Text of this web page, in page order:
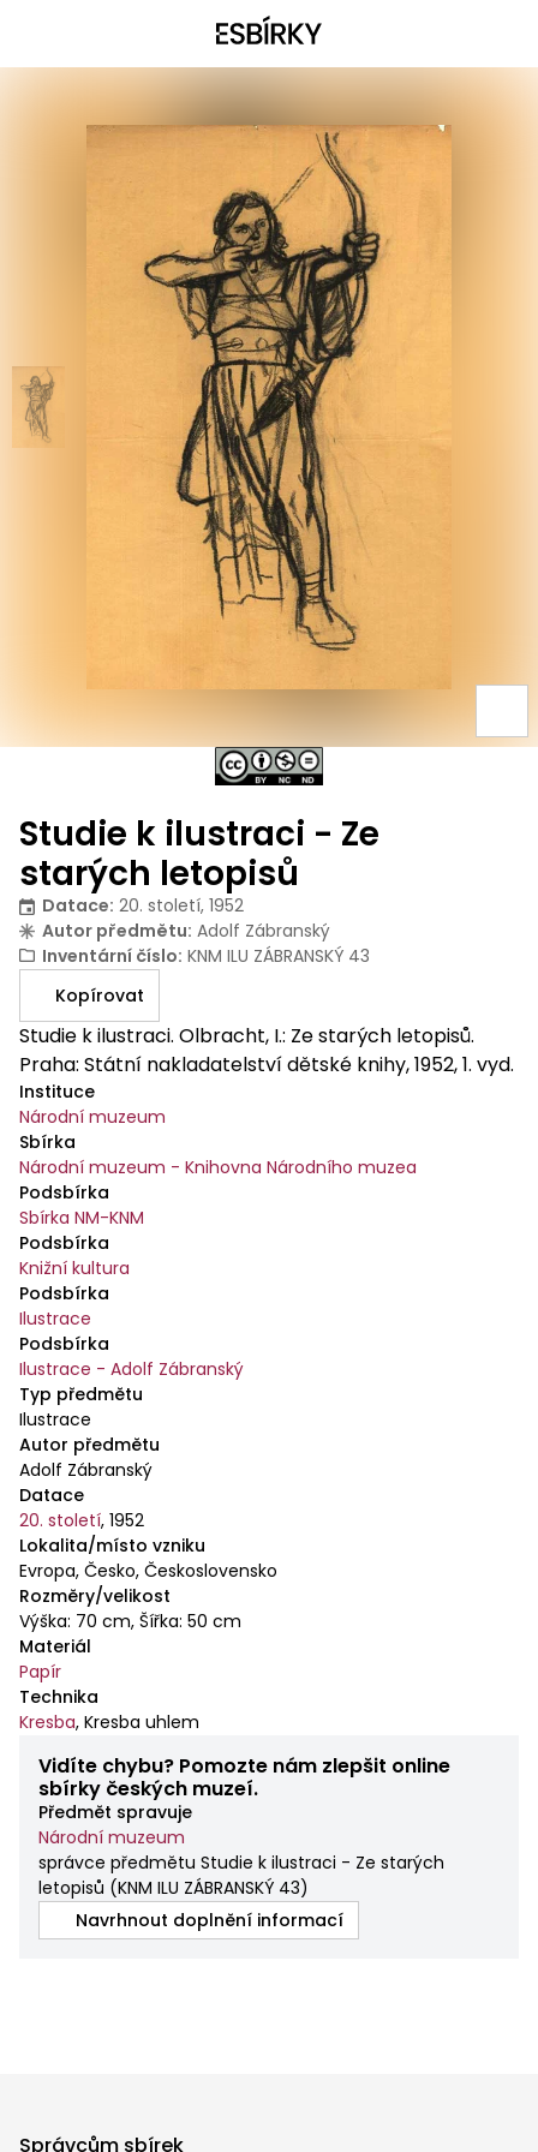
Studie k ilustraci - Ze
starých letopisů
Datace: 20. století, 1952
Autor předmětu: Adolf Zábranský
Inventární číslo: KNM ILU ZÁBRANSKÝ 43
Kopírovat
Studie k ilustraci. Olbracht, I.: Ze starých letopisů.
Praha: Státní nakladatelství dětské knihy, 1952, 1. vyd.
Instituce
Národní muzeum
Sbírka
Národní muzeum - Knihovna Národního muzea
Podsbírka
Sbírka NM-KNM
Podsbírka
Knižní kultura
Podsbírka
Ilustrace
Podsbírka
Ilustrace - Adolf Zábranský
Typ předmětu
Ilustrace
Autor předmětu
Adolf Zábranský
Datace
20. století, 1952
Lokalita/místo vzniku
Evropa, Česko, Československo
Rozměry/velikost
Výška: 70 cm, Šířka: 50 cm
Materiál
Papír
Technika
Kresba, Kresba uhlem
Vidíte chybu? Pomozte nám zlepšit online
sbírky českých muzeí.
Předmět spravuje
Národní muzeum
správce předmětu Studie k ilustraci - Ze starých
letopisů (KNM ILU ZÁBRANSKÝ 43)
Navrhnout doplnění informací
Správcům sbírek